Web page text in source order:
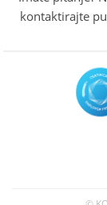
kontaktirajte